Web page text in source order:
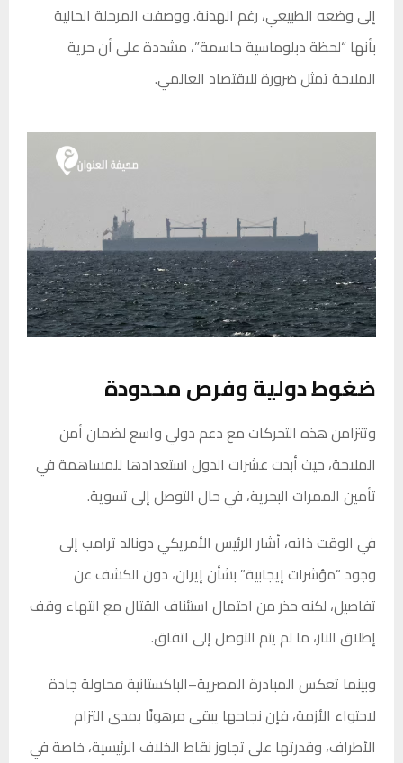
إلى وضعه الطبيعي، رغم الهدنة. ووصفت المرحلة الحالية
بأنها “لحظة دبلوماسية حاسمة”، مشددة على أن حرية
الملاحة تمثل ضرورة للاقتصاد العالمي.
ضغوط دولية وفرص محدودة
وتتزامن هذه التحركات مع دعم دولي واسع لضمان أمن
الملاحة، حيث أبدت عشرات الدول استعدادها للمساهمة في
تأمين الممرات البحرية، في حال التوصل إلى تسوية.
في الوقت ذاته، أشار الرئيس الأمريكي دونالد ترامب إلى
وجود “مؤشرات إيجابية” بشأن إيران، دون الكشف عن
تفاصيل، لكنه حذر من احتمال استئناف القتال مع انتهاء وقف
إطلاق النار، ما لم يتم التوصل إلى اتفاق.
وبينما تعكس المبادرة المصرية–الباكستانية محاولة جادة
لاحتواء الأزمة، فإن نجاحها يبقى مرهونًا بمدى التزام
الأطراف، وقدرتها على تجاوز نقاط الخلاف الرئيسية، خاصة في